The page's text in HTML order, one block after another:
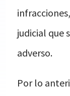
judicial que
adverso.
Por lo